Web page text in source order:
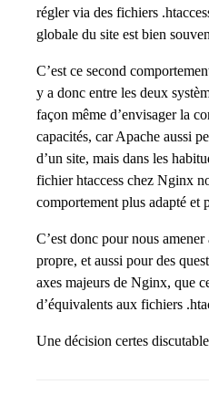
régler via des fichiers
globale du site est bien
C’est ce second
y a donc entre les deux
façon même d’envisager la
capacités, car Apache aussi
d’un site, mais dans les
fichier htaccess chez Nginx
comportement plus adapté et
C’est donc pour nous
propre, et aussi pour des
axes majeurs de Nginx, que
d’équivalents aux fichiers
Une décision certes